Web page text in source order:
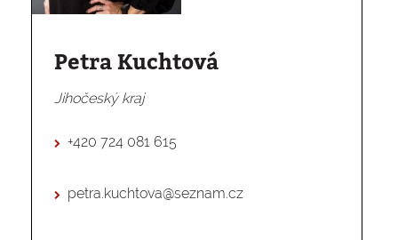
Petra Kuchtová
Jihočeský kraj
+420 724 081 615
petra.kuchtova@seznam.cz